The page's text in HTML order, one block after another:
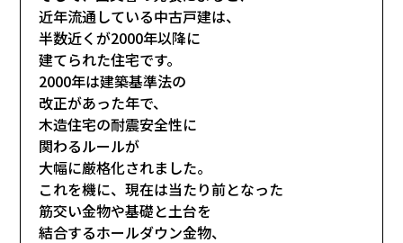
近年流通している中古戸建は、
半数近くが2000年以降に
建てられた住宅です。
2000年は建築基準法の
改正があった年で、
木造住宅の耐震安全性に
関わるルールが
大幅に厳格化されました。
これを機に、現在は当たり前となった
筋交い金物や基礎と土台を
結合するホールダウン金物、